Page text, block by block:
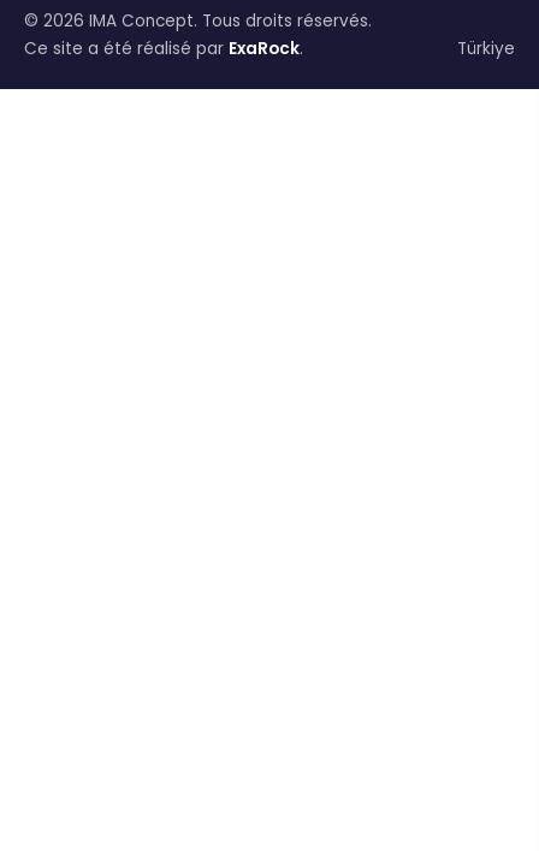
© 2026 IMA Concept. Tous droits réservés.
Ce site a été réalisé par ExaRock. Türkiye